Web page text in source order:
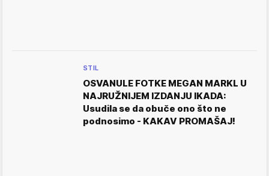
STIL
OSVANULE FOTKE MEGAN MARKL U
NAJRUŽNIJEM IZDANJU IKADA:
Usudila se da obuče ono što ne
podnosimo - KAKAV PROMAŠAJ!